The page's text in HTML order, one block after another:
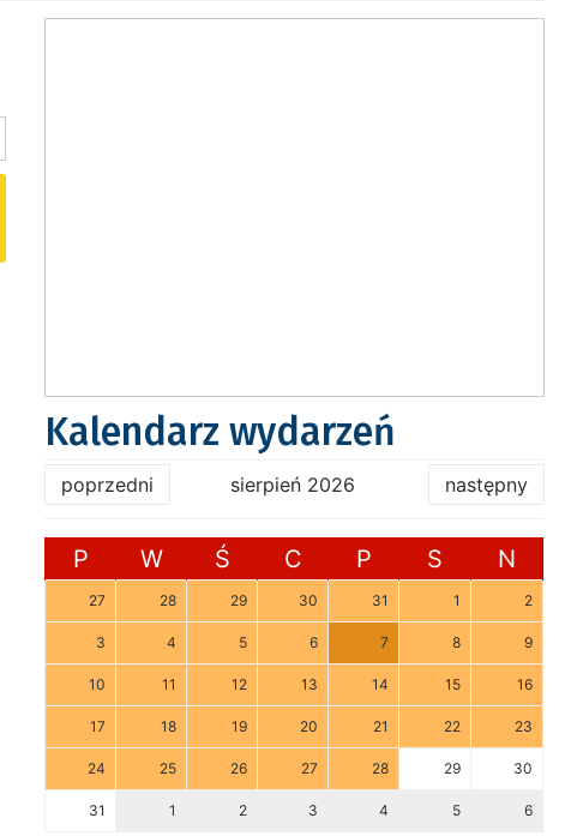
Kalendarz wydarzeń
poprzedni sierpień 2026 następny
P W Ś C P S N
27 28 29 30 31 1 2
3 4 5 6 7 8 9
10 11 12 13 14 15 16
17 18 19 20 21 22 23
24 25 26 27 28 29 30
31 1 2 3 4 5 6